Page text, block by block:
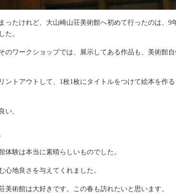
ったけれど、大山崎山荘美術館へ初めて行ったのは、9
た。
のワークショップでは、展示してある作品も、美術館
ントアウトして、1枚1枚にタイトルをつけて絵本を作
い、
体験は本当に素晴らしいものでした。
心地良さを与えてくれました。
美術館は大好きです。この春も訪れたいと思います。